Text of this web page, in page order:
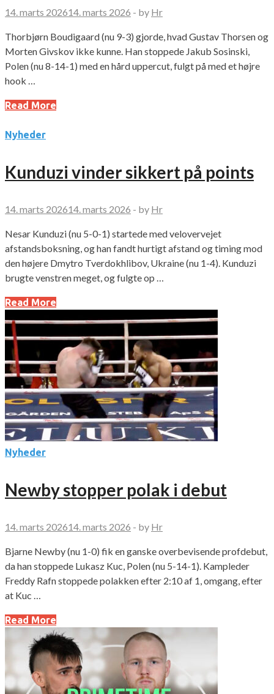
14. marts 202614. marts 2026 - by Hr
Thorbjørn Boudigaard (nu 9-3) gjorde, hvad Gustav Thorsen og
Morten Givskov ikke kunne. Han stoppede Jakub Sosinski,
Polen (nu 8-14-1) med en hård uppercut, fulgt på med et højre
hook …
Read More
Nyheder
Kunduzi vinder sikkert på points
14. marts 202614. marts 2026 - by Hr
Nesar Kunduzi (nu 5-0-1) startede med velovervejet
afstandsboksning, og han fandt hurtigt afstand og timing mod
den højere Dmytro Tverdokhlibov, Ukraine (nu 1-4). Kunduzi
brugte venstren meget, og fulgte op …
Read More
Nyheder
Newby stopper polak i debut
14. marts 202614. marts 2026 - by Hr
Bjarne Newby (nu 1-0) fik en ganske overbevisende profdebut,
da han stoppede Lukasz Kuc, Polen (nu 5-14-1). Kampleder
Freddy Rafn stoppede polakken efter 2:10 af 1, omgang, efter
at Kuc …
Read More